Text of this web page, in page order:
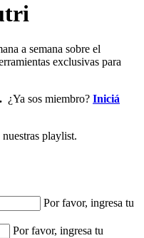
a semana sobre el
exclusivas para
¿Ya sos miembro? Iniciá
playlist.
Por favor, ingresa tu
Por favor, ingresa tu